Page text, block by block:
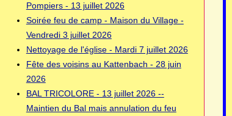
Pompiers - 13 juillet 2026
Soirée feu de camp - Maison du Village -
Vendredi 3 juillet 2026
Nettoyage de l'église - Mardi 7 juillet 2026
Fête des voisins au Kattenbach - 28 juin
2026
BAL TRICOLORE - 13 juillet 2026 --
Maintien du Bal mais annulation du feu